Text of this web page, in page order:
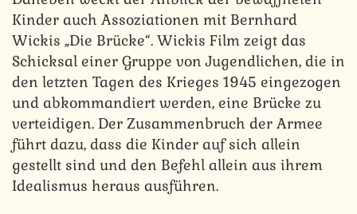
Kinder auch Assoziationen mit Bernhard
Wickis „Die Brücke“. Wickis Film zeigt das
Schicksal einer Gruppe von Jugendlichen, die in
den letzten Tagen des Krieges 1945 eingezogen
und abkommandiert werden, eine Brücke zu
verteidigen. Der Zusammenbruch der Armee
führt dazu, dass die Kinder auf sich allein
gestellt sind und den Befehl allein aus ihrem
Idealismus heraus ausführen.